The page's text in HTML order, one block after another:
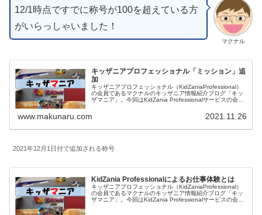
マクナル
12/1時点ですでに称号が100を超えている方
がいらっしゃいました！
キッザニアプロフェッショナル「ミッション」追
加
キッザニアプロフェッショナル（KidZaniaProfessional）
の会員であるマクナルのキッザニア情報紹介ブログ「キッ
ザマニア」。今回はKidZania Professionalサービスの会員
東京、キッザニア甲子園でお仕事をたくさんして称号を獲
得したいです。
www.makunaru.com 2021.11.26
2021年12月1日付で追加される称号
KidZania Professionalによるお仕事体験とは
キッザニアプロフェッショナル（KidZaniaProfessional）
の会員であるマクナルのキッザニア情報紹介ブログ「キッ
ザマニア」。今回はKidZania Professionalサービスの会員